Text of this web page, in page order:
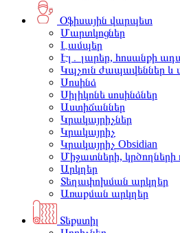
Օֆիսային վարպետ
Մարտկոցներ
Լամպեր
Էլ․ լարեր, հոսանքի
Կպչուն ժապավեններ և
Սոսինձ
Սիլիկոնե սոսինձներ
Աստիճաններ
Կրակայրիչներ
Կրակայրիչ
Կրակայրիչ Obsidian
Միջատների, կրծողների
Արկղեր
Տեղափոխման արկղեր
Առաքման արկղեր
Տեքստիլ